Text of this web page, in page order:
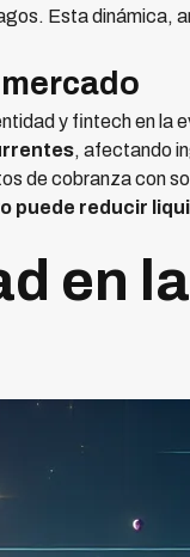
Esta dinámica,
y fintech en la
, afectando
de cobranza con
puede reducir
en